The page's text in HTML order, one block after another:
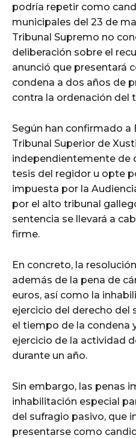
podría repetir como
municipales del 23 de
Tribunal Supremo no
deliberación sobre el
anunció que presentará
condena a dos años de
contra la ordenación del
Según han confirmado a
Tribunal Superior de
independientemente de
tesis del regidor u opte
impuesta por la
por el alto tribunal
sentencia se llevará a
firme.
En concreto, la
además de la pena de
euros, así como la
ejercicio del derecho del
el tiempo de la condena
ejercicio de la actividad
durante un año.
Sin embargo, las penas
inhabilitación especial
del sufragio pasivo, que
presentarse como